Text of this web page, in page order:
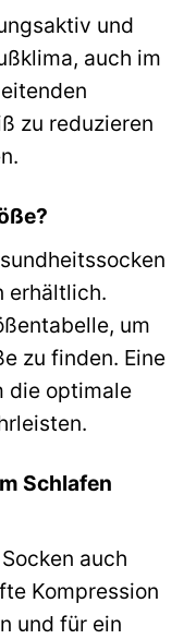
und
auch im
zu reduzieren
erhältlich.
um
zu finden. Eine
die optimale
Schlafen
auch
Kompression
und für ein